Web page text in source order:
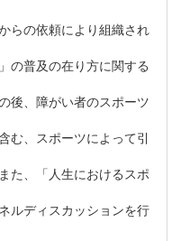
らの依頼により組織され
の普及の在り方に関する
後、障がい者のスポーツ
、スポーツによって引
た、「人生におけるスポ
ルディスカッションを行